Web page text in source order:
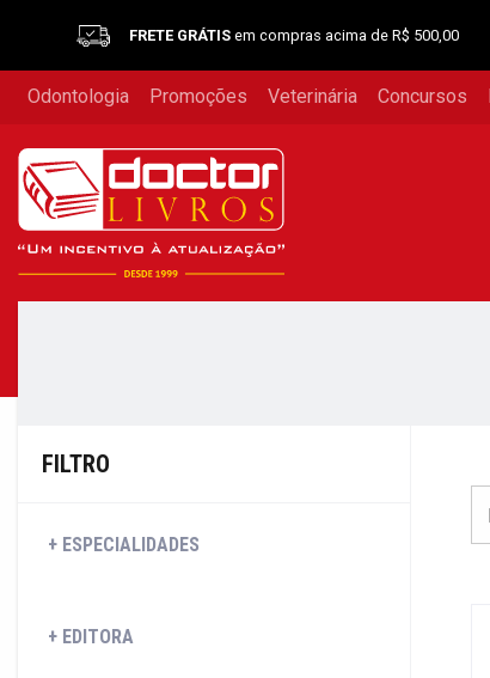
FRETE GRÁTIS em compras acima de R$ 500,00
Odontologia Promoções Veterinária Concursos
FILTRO
ESPECIALIDADES
EDITORA